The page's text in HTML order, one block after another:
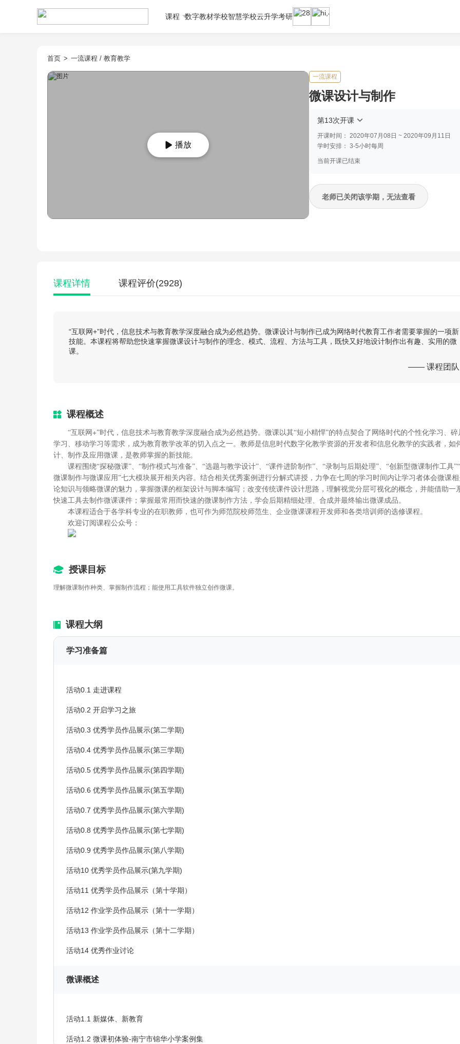
课程 数字教材学校智慧学校云升学考研
首页 > 一流课程 / 教育教学
播放
一流课程
微课设计与制作
第13次开课
开课时间： 2020年07月08日 ~ 2020年09月11日
学时安排： 3-5小时每周
当前开课已结束
老师已关闭该学期，无法查看
课程详情 课程评价(2928)
“互联网+”时代，信息技术与教育教学深度融合成为必然趋势。微课设计与制作已成为网络时代教育工作者需要掌握的一项新
技能。本课程将帮助您快速掌握微课设计与制作的理念、模式、流程、方法与工具，既快又好地设计制作出有趣、实用的微
课。
—— 课程团队
课程概述
“互联网 +”时代，信息技术与教育教学深度融合成为必然趋势。微课以其“短小精悍”的特点契合了网络时代的个性化学习、碎
学习、移动学习等需求，成为教育教学改革的切入点之一。教师是信息时代数字化教学资源的开发者和信息化教学的实践者，如
计、制作及应用微课，是教师掌握的新技能。
课程围绕“探秘微课”、“制作模式与准备”、“选题与教学设计”、“课件进阶制作”、“录制与后期处理”、“创新型微课制作工具
微课制作与微课应用”七大模块展开相关内容。结合相关优秀案例进行分解式讲授，力争在七周的学习时间内让学习者体会微课
论知识与领略微课的魅力，掌握微课的框架设计与脚本编写；改变传统课件设计思路，理解视觉分层可视化的概念，并能借助一
快速工具去制作微课课件；掌握最常用而快速的微课制作方法，学会后期精细处理、合成并最终输出微课成品。
本课程适合于各学科专业的在职教师，也可作为师范院校师范生、企业微课课程开发师和各类培训师的选修课程。
欢迎订阅课程公众号：
授课目标
理解微课制作种类、掌握制作流程；能使用工具软件独立创作微课。
课程大纲
学习准备篇
活动0.1 走进课程
活动0.2 开启学习之旅
活动0.3 优秀学员作品展示(第二学期)
活动0.4 优秀学员作品展示(第三学期)
活动0.5 优秀学员作品展示(第四学期)
活动0.6 优秀学员作品展示(第五学期)
活动0.7 优秀学员作品展示(第六学期)
活动0.8 优秀学员作品展示(第七学期)
活动0.9 优秀学员作品展示(第八学期)
活动10 优秀学员作品展示(第九学期)
活动11 优秀学员作品展示（第十学期）
活动12 作业学员作品展示（第十一学期）
活动13 作业学员作品展示（第十二学期）
活动14 优秀作业讨论
微课概述
活动1.1 新媒体、新教育
活动1.2 微课初体验-南宁市锦华小学案例集